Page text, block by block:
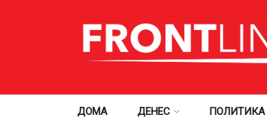
ДОМА ДЕНЕС ПОЛИТИКА